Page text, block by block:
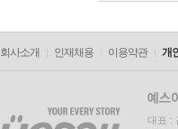
회사소개 인재채용 이용약관 개
대표 :